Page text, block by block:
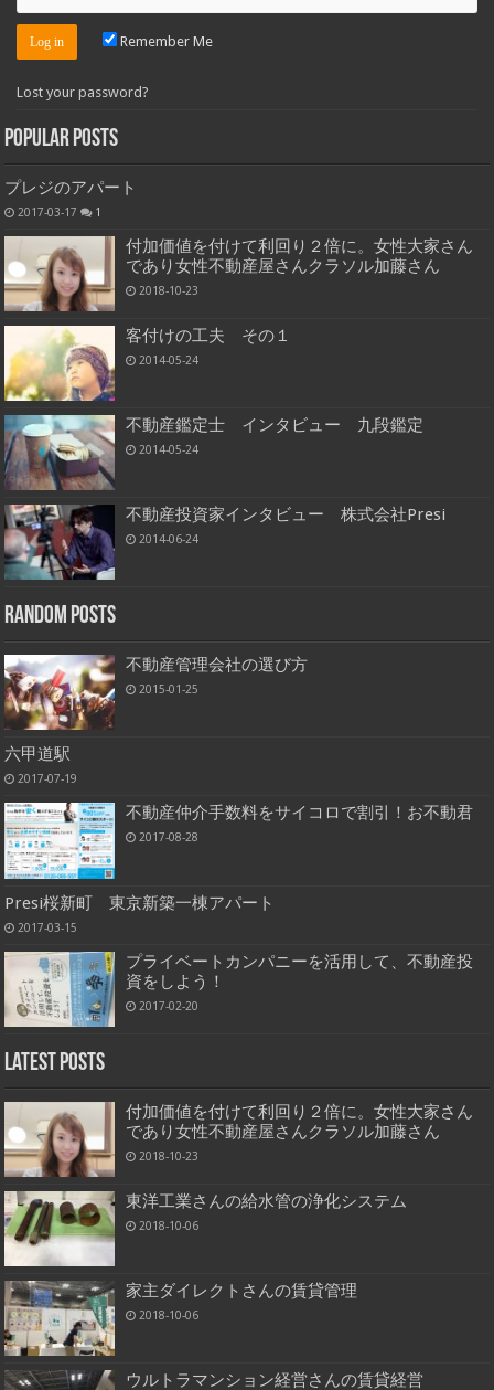
Remember Me
Lost your password?
Popular Posts
プレジのアパート
2017-03-17 1
付加価値を付けて利回り２倍に。女性大家さん
であり女性不動産屋さんクラソル加藤さん
2018-10-23
客付けの工夫 その１
2014-05-24
不動産鑑定士 インタビュー 九段鑑定
2014-05-24
不動産投資家インタビュー 株式会社Presi
2014-06-24
Random Posts
不動産管理会社の選び方
2015-01-25
六甲道駅
2017-07-19
不動産仲介手数料をサイコロで割引！お不動君
2017-08-28
Presi桜新町 東京新築一棟アパート
2017-03-15
プライベートカンパニーを活用して、不動産投
資をしよう！
2017-02-20
Latest Posts
付加価値を付けて利回り２倍に。女性大家さん
であり女性不動産屋さんクラソル加藤さん
2018-10-23
東洋工業さんの給水管の浄化システム
2018-10-06
家主ダイレクトさんの賃貸管理
2018-10-06
ウルトラマンション経営さんの賃貸経営